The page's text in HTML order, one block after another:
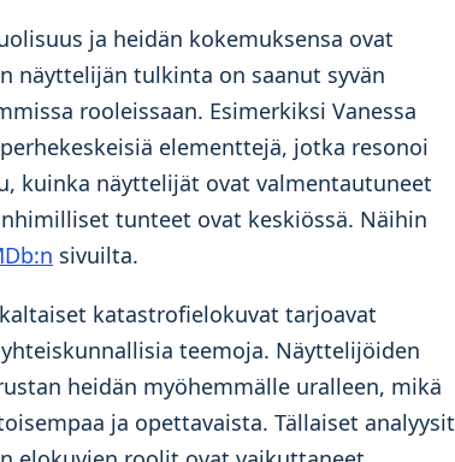
ja heidän kokemuksensa ovat
näyttelijän tulkinta on saanut syvän
rooleissaan. Esimerkiksi Vanessa
elementtejä, jotka resonoi
kuinka näyttelijät ovat valmentautuneet
tunteet ovat keskiössä. Näihin
sivuilta.
katastrofielokuvat tarjoavat
teemoja. Näyttelijöiden
heidän myöhemmälle uralleen, mikä
ja opettavaista. Tällaiset analyysit